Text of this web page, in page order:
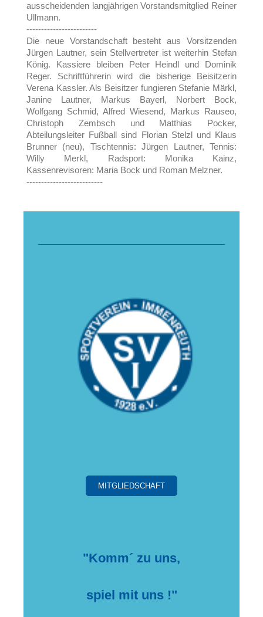
ausscheidenden langjährigen Vorstandsmitglied Reiner
Ullmann.
------------------------
Die neue Vorstandschaft besteht aus Vorsitzenden
Jürgen Lautner, sein Stellvertreter ist weiterhin Stefan
König. Kassiere bleiben Peter Heindl und Dominik
Reger. Schriftführerin wird die bisherige Beisitzerin
Verena Kassler. Als Beisitzer fungieren Stefanie Märkl,
Janine Lautner, Markus Bayerl, Norbert Bock,
Wolfgang Schmid, Alfred Wiesend, Markus Rauseo,
Christoph Zembsch und Matthias Pocker,
Abteilungsleiter Fußball sind Florian Stelzl und Klaus
Brunner (neu), Tischtennis: Jürgen Lautner, Tennis:
Willy Merkl, Radsport: Monika Kainz,
Kassenrevisoren: Maria Bock und Roman Melzner.
--------------------------
MITGLIEDSCHAFT
"Komm´ zu uns,
spiel mit uns !"